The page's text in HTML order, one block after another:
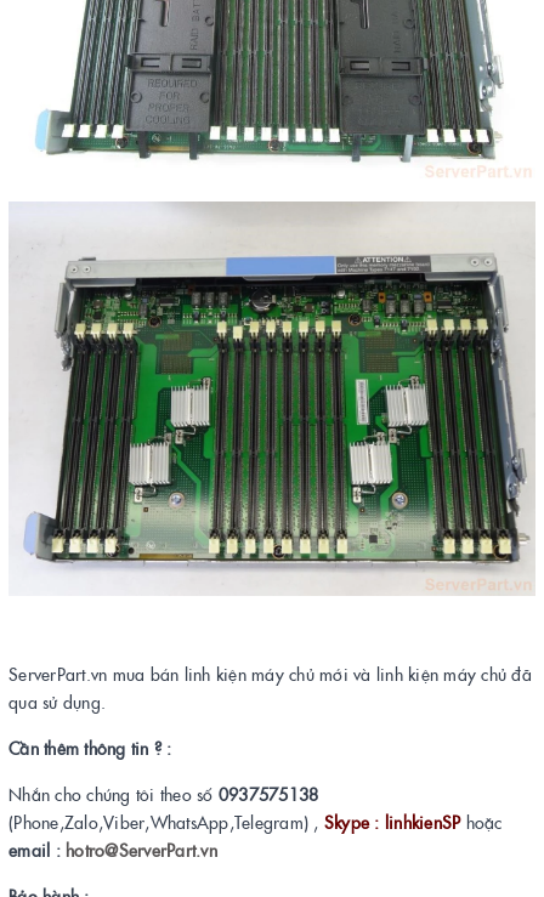
ServerPart.vn mua bán linh kiện máy chủ mới và linh kiện máy chủ đã
qua sử dụng.
Cần thêm thông tin ? :
Nhắn cho chúng tôi theo số 0937575138
(Phone,Zalo,Viber,WhatsApp,Telegram) , Skype : linhkienSPhoặc
email : hotro@ServerPart.vn